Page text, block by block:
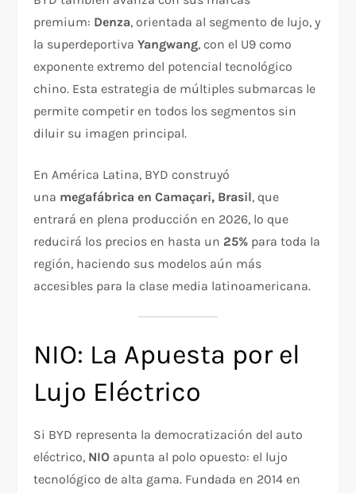
premium: Denza, orientada al segmento de lujo, y
la superdeportivaYangwang, con el U9 como
exponente extremo del potencial tecnológico
chino. Esta estrategia de múltiples submarcas le
permite competir en todos los segmentos sin
diluir su imagen principal.
En América Latina, BYD construyó
una megafábrica en Camaçari, Brasil, que
entrará en plena producción en 2026, lo que
reducirá los precios en hasta un 25% para toda la
región, haciendo sus modelos aún más
accesibles para la clase media latinoamericana.
NIO: La Apuesta por el
Lujo Eléctrico
Si BYD representa la democratización del auto
eléctrico, NIO apunta al polo opuesto: el lujo
tecnológico de alta gama. Fundada en 2014 en